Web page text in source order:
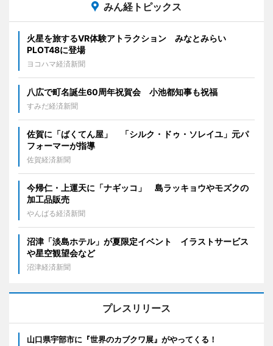
みん経トピックス
火星を旅するVR体験アトラクション みなとみらい
PLOT48に登場
ヨコハマ経済新聞
八広で町名誕生60周年祝賀会 小池都知事も祝福
すみだ経済新聞
佐賀に「ばくてん屋」 「シルク・ドゥ・ソレイユ」元パ
フォーマーが指導
佐賀経済新聞
今帰仁・上運天に「ナギッコ」 島ラッキョウやモズクの
加工品販売
やんばる経済新聞
沼津「淡島ホテル」が夏限定イベント イラストサービス
や星空観望会など
沼津経済新聞
プレスリリース
山口県宇部市に『世界のカブクワ展』がやってくる！